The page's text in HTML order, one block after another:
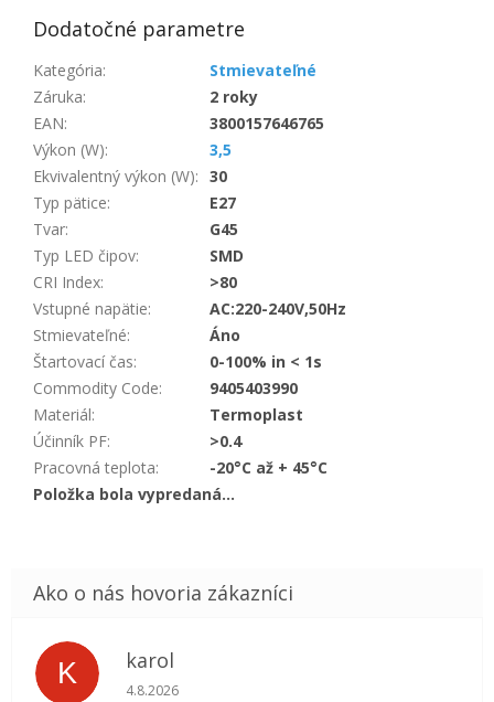
Dodatočné parametre
Kategória:
Stmievateľné
Záruka:
2 roky
EAN:
3800157646765
Výkon (W):
3,5
Ekvivalentný výkon (W): 30
Typ pätice:
E27
Tvar:
G45
Typ LED čipov:
SMD
CRI Index:
>80
Vstupné napätie:
AC:220-240V,50Hz
Stmievateľné:
Áno
Štartovací čas:
0-100% in < 1s
Commodity Code:
9405403990
Materiál:
Termoplast
Účinník PF:
>0.4
Pracovná teplota:
-20°C až + 45°C
Položka bola vypredaná…
K karol
Hodnotenie obchodu je 5 z 5 hviezdičiek.
4.8.2026